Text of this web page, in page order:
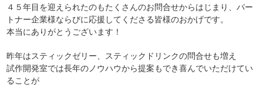
４５年目を迎えられたのもたくさんのお問合せからはじまり、パー
トナー企業様ならびに応援してくださる皆様のおかげです。
本当にありがとうございます！
昨年はスティックゼリー、スティックドリンクの問合せも増え
試作開発室では長年のノウハウから提案もでき喜んでいただけてい
ることが